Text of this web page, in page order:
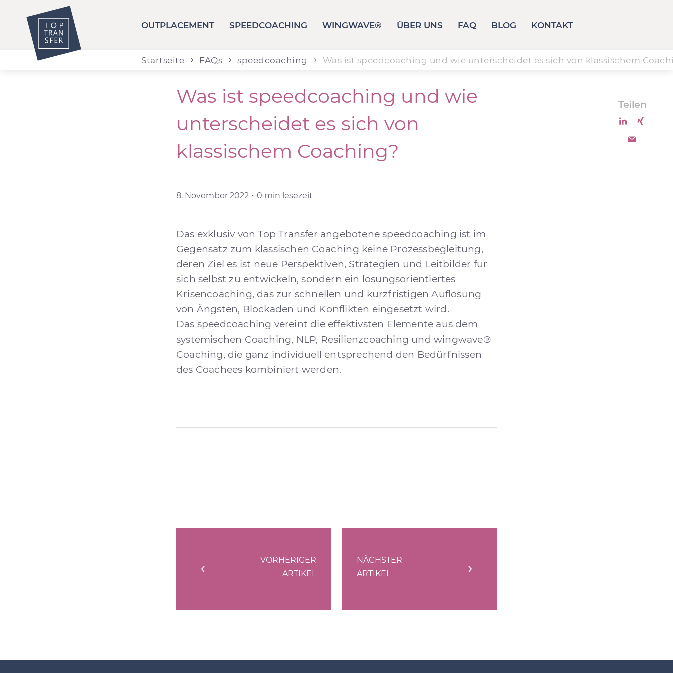
OUTPLACEMENT SPEEDCOACHING WINGWAVE® ÜBER UNS FAQ BLOG KONTAKT
Startseite FAQs speedcoaching Was ist speedcoaching und wie unterscheidet es sich von klassischem
Teilen
Was ist speedcoaching und wie
unterscheidet es sich von
klassischem Coaching?
8. November 2022 ･ 0 min lesezeit
Das exklusiv von Top Transfer angebotene speedcoaching ist im
Gegensatz zum klassischen Coaching keine Prozessbegleitung,
deren Ziel es ist neue Perspektiven, Strategien und Leitbilder für
sich selbst zu entwickeln, sondern ein lösungsorientiertes
Krisencoaching, das zur schnellen und kurzfristigen Auflösung
von Ängsten, Blockaden und Konflikten eingesetzt wird.
Das speedcoaching vereint die effektivsten Elemente aus dem
systemischen Coaching, NLP, Resilienzcoaching und wingwave®
Coaching, die ganz individuell entsprechend den Bedürfnissen
des Coachees kombiniert werden.
VORHERIGER
ARTIKEL
NÄCHSTER
ARTIKEL